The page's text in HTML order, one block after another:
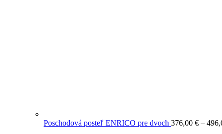
Poschodová posteľ ENRICO pre dvoch 376,00 € –